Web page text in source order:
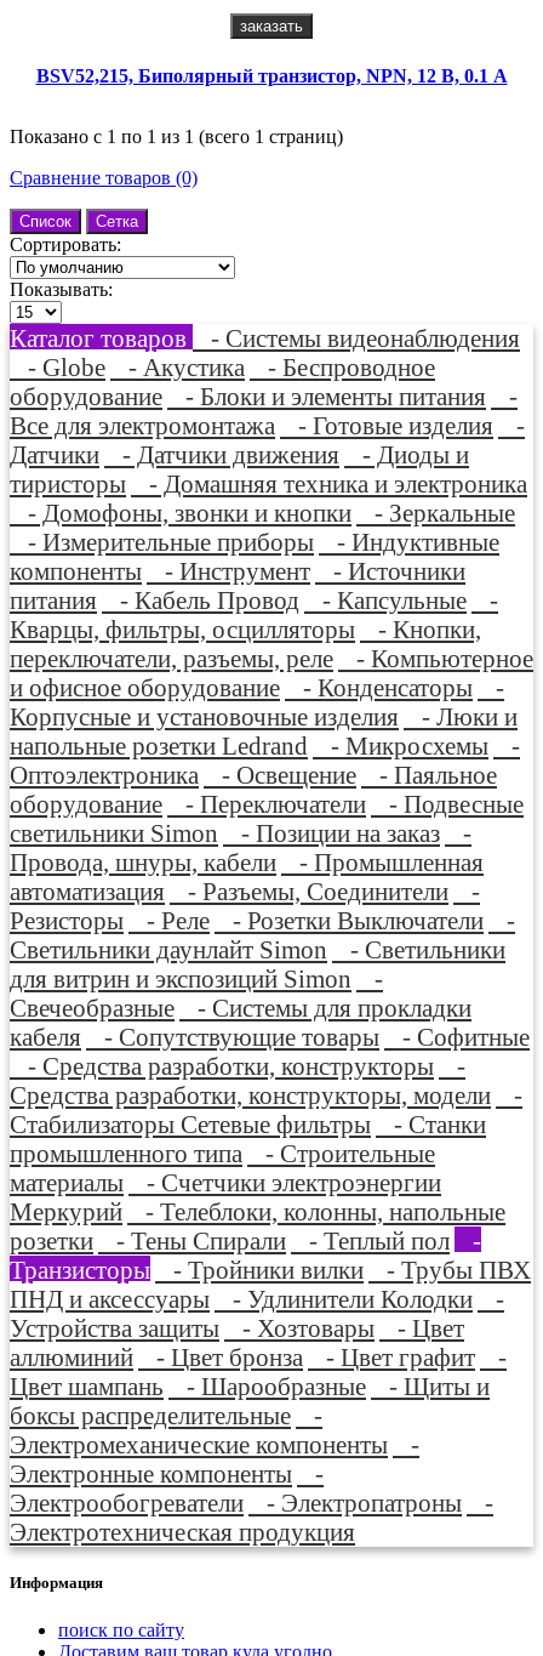
заказать
BSV52,215, Биполярный транзистор, NPN, 12 В, 0.1 А
Показано с 1 по 1 из 1 (всего 1 страниц)
Сравнение товаров (0)
Список Сетка
Сортировать:
Показывать:
Каталог товаров
- Системы видеонаблюдения
- Globe
- Акустика
- Беспроводное
оборудование
- Блоки и элементы питания
-
Все для электромонтажа
- Готовые изделия
-
Датчики
- Датчики движения
- Диоды и
тиристоры
- Домашняя техника и электроника
- Домофоны, звонки и кнопки
- Зеркальные
- Измерительные приборы
- Индуктивные
компоненты
- Инструмент
- Источники
питания
- Кабель Провод - Капсульные
-
Кварцы, фильтры, осцилляторы
- Кнопки,
переключатели, разъемы, реле
- Компьютерное
и офисное оборудование
- Конденсаторы
-
Корпусные и установочные изделия
- Люки и
напольные розетки Ledrand
- Микросхемы
-
Оптоэлектроника
- Освещение
- Паяльное
оборудование
- Переключатели
- Подвесные
светильники Simon
- Позиции на заказ
-
Провода, шнуры, кабели
- Промышленная
автоматизация
- Разъемы, Соединители
-
Резисторы
- Реле - Розетки Выключатели
-
Светильники даунлайт Simon
- Светильники
для витрин и экспозиций Simon
-
Свечеобразные
- Системы для прокладки
кабеля
- Сопутствующие товары
- Софитные
- Средства разработки, конструкторы
-
Средства разработки, конструкторы, модели
-
Стабилизаторы Сетевые фильтры
- Станки
промышленного типа
- Строительные
материалы
- Счетчики электроэнергии
Меркурий
- Телеблоки, колонны, напольные
розетки
- Тены Спирали - Теплый пол
-
Транзисторы
- Тройники вилки
- Трубы ПВХ
ПНД и аксессуары
- Удлинители Колодки
-
Устройства защиты
- Хозтовары
- Цвет
аллюминий
- Цвет бронза - Цвет графит
-
Цвет шампань
- Шарообразные
- Щиты и
боксы распределительные
-
Электромеханические компоненты
-
Электронные компоненты
-
Электрообогреватели
- Электропатроны
-
Электротехническая продукция
Информация
поиск по сайту
Доставим ваш товар куда угодно